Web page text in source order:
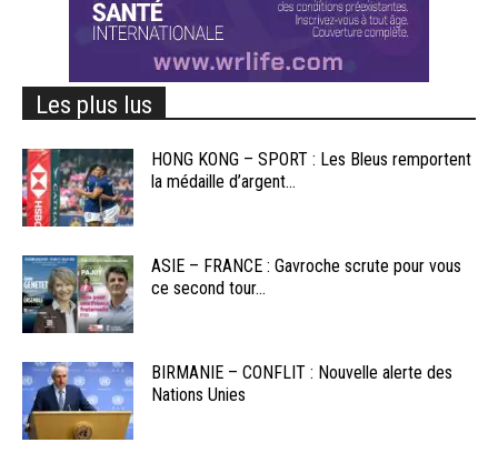
Les plus lus
HONG KONG – SPORT : Les Bleus remportent
la médaille d’argent...
ASIE – FRANCE : Gavroche scrute pour vous
ce second tour...
BIRMANIE – CONFLIT : Nouvelle alerte des
Nations Unies